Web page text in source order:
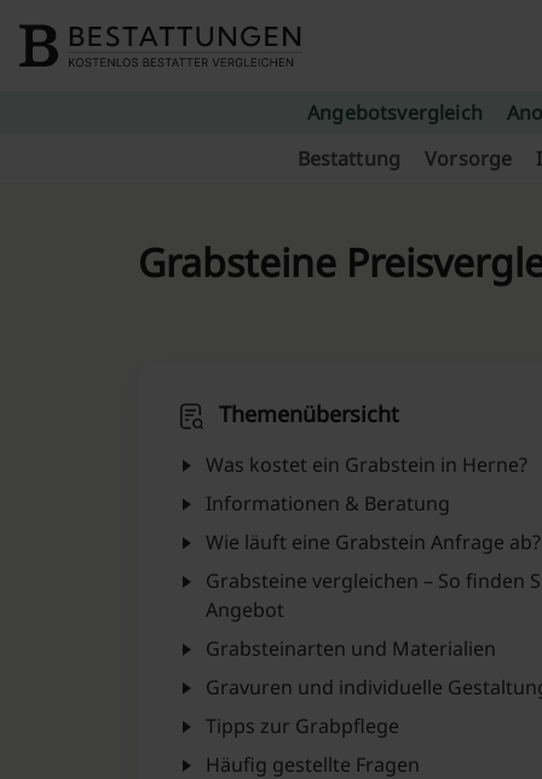
Angebotsvergleich
Bestattung
Vorsorge
Grabsteine
Themenübersicht
Was kostet ein Grabstein in Herne⁠?
Informationen & Beratung
Wie läuft eine Grabstein Anfrage ab?
Grabsteine vergleichen – So finden
Angebot
Grabsteinarten und Materialien
Gravuren und individuelle
Tipps zur Grabpflege
Häufig gestellte Fragen